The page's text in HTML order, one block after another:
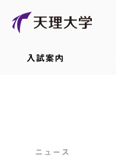
入試案内
ニュース